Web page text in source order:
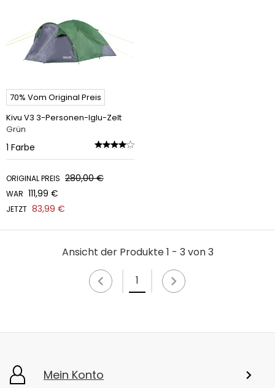
70% Vom Original Preis
Kivu V3 3-Personen-Iglu-Zelt
Grün
1 Farbe
ORIGINAL PREIS 280,00 €
WAR 111,99 €
JETZT 83,99 €
Ansicht der Produkte 1 - 3 von 3
1
Mein Konto